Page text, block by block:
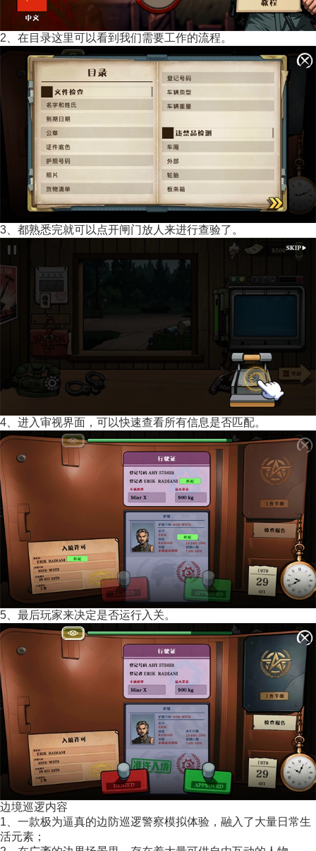
2、在目录这里可以看到我们需要工作的流程。
3、都熟悉完就可以点开闸门放人来进行查验了。
4、进入审视界面，可以快速查看所有信息是否匹配。
5、最后玩家来决定是否运行入关。
边境巡逻内容
1、一款极为逼真的边防巡逻警察模拟体验，融入了大量日常生
活元素；